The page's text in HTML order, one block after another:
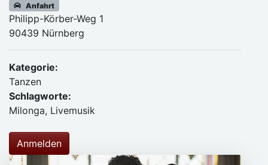
Anfahrt
Philipp-Körber-Weg 1
90439 Nürnberg
Kategorie:
Tanzen
Schlagworte:
Milonga, Livemusik
Anmelden